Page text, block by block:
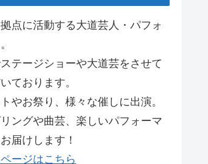
点に活動する大道芸人・パフォ
テージショーや大道芸をさせて
ております。
やお祭り、様々な催しに出演。
ングや曲芸、楽しいパフォーマ
届けします！
ージはこちら